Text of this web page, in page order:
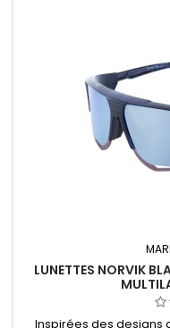
LUNETTES NORVIK
Inspirées des